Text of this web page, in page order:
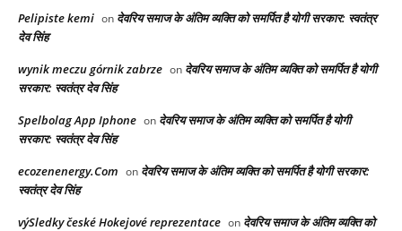
Pelipiste kemi on देवरिय समाज के अंतिम व्यक्ति को समर्पित है योगी सरकार: स्वतंत्र
देव सिंह
wynik meczu górnik zabrze on देवरिय समाज के अंतिम व्यक्ति को समर्पित है योगी
सरकार: स्वतंत्र देव सिंह
Spelbolag App Iphone on देवरिय समाज के अंतिम व्यक्ति को समर्पित है योगी
सरकार: स्वतंत्र देव सिंह
ecozenenergy.Com on देवरिय समाज के अंतिम व्यक्ति को समर्पित है योगी सरकार:
स्वतंत्र देव सिंह
výSledky české Hokejové reprezentace on देवरिय समाज के अंतिम व्यक्ति को